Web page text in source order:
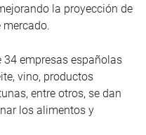
la proyección de
mercado.
34 empresas españolas
vino, productos
entre otros, se dan
los alimentos y